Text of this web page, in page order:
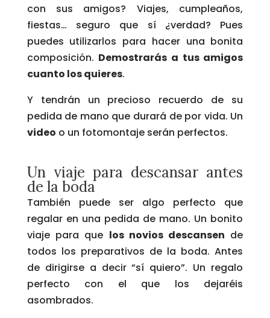
con sus amigos? Viajes, cumpleaños,
fiestas… seguro que sí ¿verdad? Pues
puedes utilizarlos para hacer una bonita
composición. Demostrarás a tus amigos
cuanto los quieres.
Y tendrán un precioso recuerdo de su
pedida de mano que durará de por vida. Un
video o un fotomontaje serán perfectos.
Un viaje para descansar antes
de la boda
También puede ser algo perfecto que
regalar en una pedida de mano. Un bonito
viaje para que los novios descansen de
todos los preparativos de la boda. Antes
de dirigirse a decir “sí quiero”. Un regalo
perfecto con el que los dejaréis
asombrados.